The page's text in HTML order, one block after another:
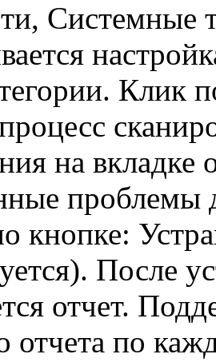
Системные
Клик
процесс
на вкладке
проблемы
кнопке:
После
отчет.
отчета по